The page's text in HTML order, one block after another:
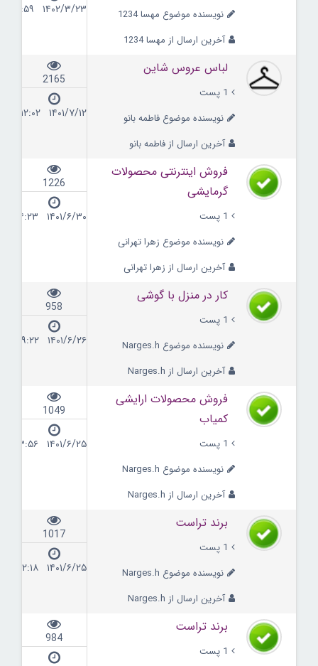
نویسنده موضوع مهسا 1234
آخرین ارسال از مهسا 1234
۱۴۰۲/۳/۲۳ ۱۱:۵۹
لباس عروس شاین
1 پست
نویسنده موضوع فاطمه بانو
آخرین ارسال از فاطمه بانو
2165
۱۴۰۱/۷/۱۲ ۱۲:۰۲
فروش اینترنتی محصولات
گرمایشی
1 پست
نویسنده موضوع زهرا تهرانی
آخرین ارسال از زهرا تهرانی
1226
۱۴۰۱/۶/۳۰ ۱۴:۲۳
کار در منزل با گوشی
1 پست
نویسنده موضوع Narges.h
آخرین ارسال از Narges.h
958
۱۴۰۱/۶/۲۶ ۰۹:۲۲
فروش محصولات ارایشی
کمیاب
1 پست
نویسنده موضوع Narges.h
آخرین ارسال از Narges.h
1049
۱۴۰۱/۶/۲۵ ۱۳:۵۶
برند تراست
1 پست
نویسنده موضوع Narges.h
آخرین ارسال از Narges.h
1017
۱۴۰۱/۶/۲۵ ۱۲:۱۸
برند تراست
1 پست
984